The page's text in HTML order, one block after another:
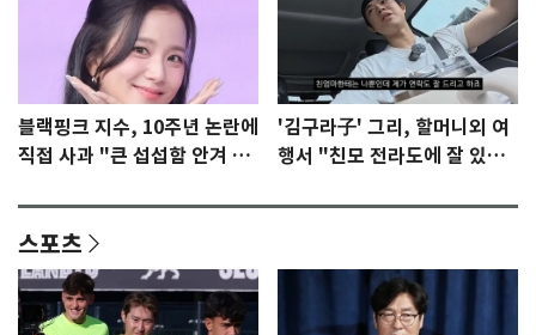
블랙핑크 지수, 10주년 논란에
직접 사과 "큰 섭섭함 안겨 미
'김구라子' 그리, 할머니외 여
행서 "친모 전라도에 잘 있
스포츠